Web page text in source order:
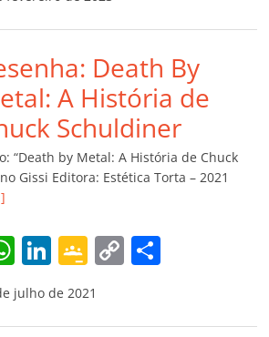
at
s
A
p
p
k
e
dI
n
o
gl
e
Cl
a
ss
ro
m
y
Li
n
k
p
ar
til
h
ar
Death By
A História de
Schuldiner
“Death by Metal: A História de Chuck
Gissi Editora: Estética Torta – 2021
W
h
at
Li
n
k
G
o
o
C
julho de 2021